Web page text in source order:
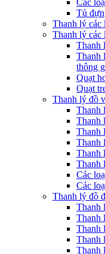
Các
Tủ
Thanh lý các
Thanh lý các
Thanh
Thanh
thông
Quạt
Quạt
Thanh lý đồ
Thanh
Thanh
Thanh
Thanh
Thanh
Thanh
Các
Các
Thanh lý đồ
Thanh
Thanh
Thanh
Thanh
Thanh